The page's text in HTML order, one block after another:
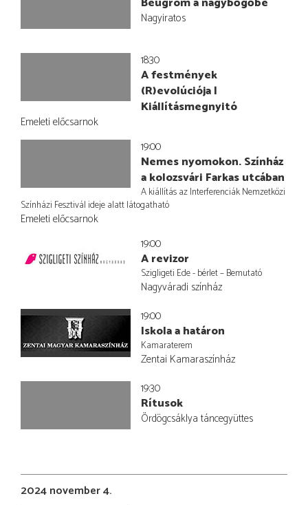
Nagyiratos
18:30
A festmények
(R)evolúciója |
Kiállításmegnyitó
Emeleti előcsarnok
19:00
Nemes nyomokon. Színház
a kolozsvári Farkas utcában
A kiállítás az Interferenciák Nemzetközi
Színházi Fesztivál ideje alatt látogatható
Emeleti előcsarnok
19:00
A revizor
Szigligeti Ede - bérlet – Bemutató
Nagyváradi színház
19:00
Iskola a határon
Kamaraterem
Zentai Kamaraszínház
19:30
Rítusok
Ördögcsáklya táncegyüttes
2024 november 4.